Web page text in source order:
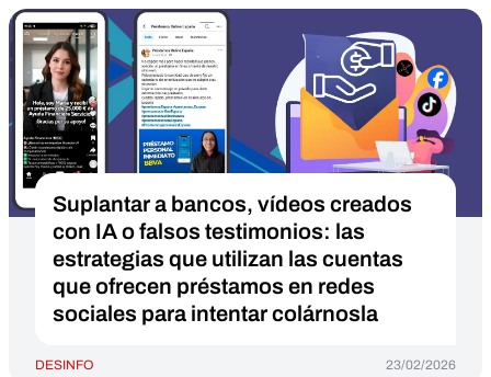
Suplantar a bancos, vídeos creados
con IA o falsos testimonios: las
estrategias que utilizan las cuentas
que ofrecen préstamos en redes
sociales para intentar colárnosla
DESINFO 23/02/2026